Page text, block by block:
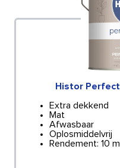
Histor
Extra dekkend
Mat
Afwasbaar
Oplosmiddelvrij
Rendement: 10